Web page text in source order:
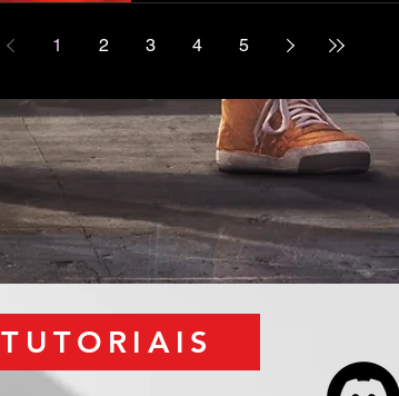
1 2 3 4 5
TUTORIAIS